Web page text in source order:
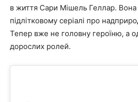
в життя Сари Мішель Геллар. Вона
підлітковому серіалі про
Тепер вже не головну героїню, а
дорослих ролей.